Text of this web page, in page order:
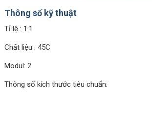
Thông số kỹ thuật
Tỉ lệ : 1:1
Chất liệu : 45C
Modul: 2
Thông số kích thước tiêu chuẩn: